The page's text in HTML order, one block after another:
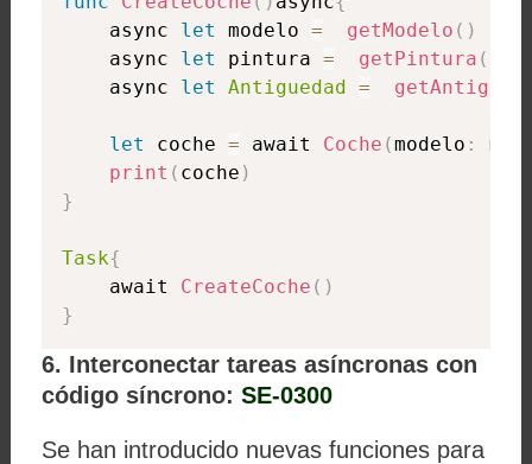
    async
let modelo = getModelo ( )
    async
let pintura = getPintura (
    async
let Antiguedad =
let coche = await Coche (modelo :
print ( coche )
}
Task{
    await
CreateCoche ( )
}
6. Interconectar tareas asíncronas con
código síncrono:SE-0300
Se han introducido nuevas funciones para